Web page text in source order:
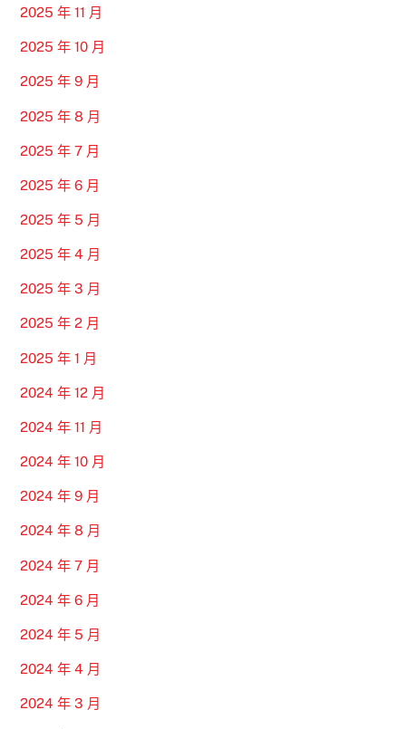
2025 年 11 月
2025 年 10 月
2025 年 9 月
2025 年 8 月
2025 年 7 月
2025 年 6 月
2025 年 5 月
2025 年 4 月
2025 年 3 月
2025 年 2 月
2025 年 1 月
2024 年 12 月
2024 年 11 月
2024 年 10 月
2024 年 9 月
2024 年 8 月
2024 年 7 月
2024 年 6 月
2024 年 5 月
2024 年 4 月
2024 年 3 月